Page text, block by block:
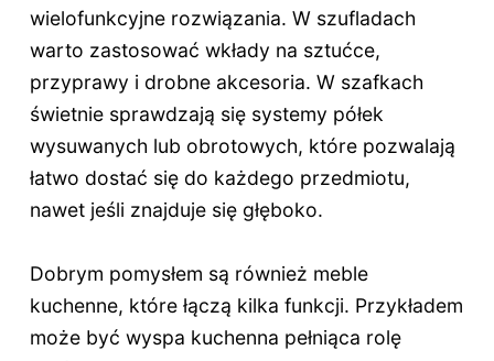
wielofunkcyjne rozwiązania. W szufladach
warto zastosować wkłady na sztućce,
przyprawy i drobne akcesoria. W szafkach
świetnie sprawdzają się systemy półek
wysuwanych lub obrotowych, które pozwalają
łatwo dostać się do każdego przedmiotu,
nawet jeśli znajduje się głęboko.
Dobrym pomysłem są również meble
kuchenne, które łączą kilka funkcji. Przykładem
może być wyspa kuchenna pełniąca rolę